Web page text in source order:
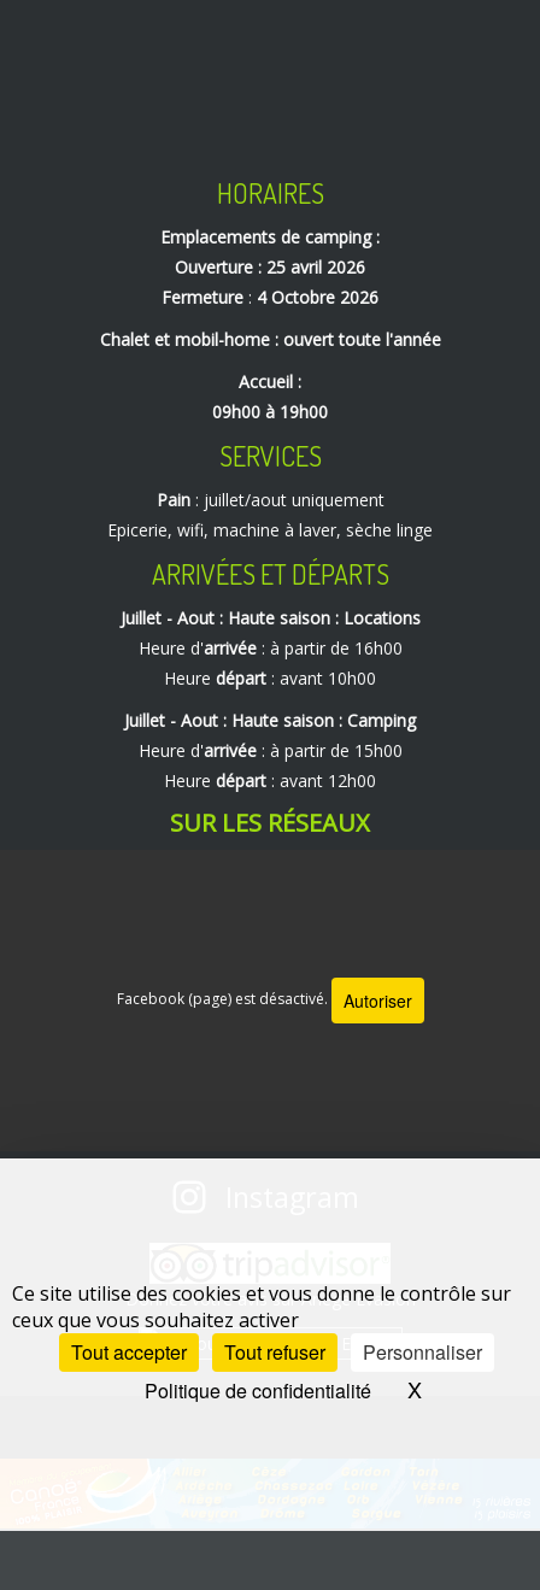
Ce site utilise des cookies et vous donne le contrôle sur
ceux que vous souhaitez activer
Tout accepter Tout refuser
Personnaliser
Politique de confidentialité
XMasquer le
HORAIRES
Emplacements de camping :
Ouverture : 25 avril 2026
Fermeture : 4 Octobre 2026
Chalet et mobil-home : ouvert toute l'année
Accueil :
09h00 à 19h00
SERVICES
Pain: juillet/aout uniquement
Epicerie, wifi, machine à laver, sèche linge
ARRIVÉES ET DÉPARTS
Juillet - Aout : Haute saison : Locations
Heure d'arrivée: à partir de 16h00
Heure départ : avant 10h00
Juillet - Aout : Haute saison : Camping
Heure d'arrivée: à partir de 15h00
Heure départ : avant 12h00
SUR LES RÉSEAUX
Facebook (page) est désactivé. Autoriser
Donnez votre avis sur Ariege Evasion